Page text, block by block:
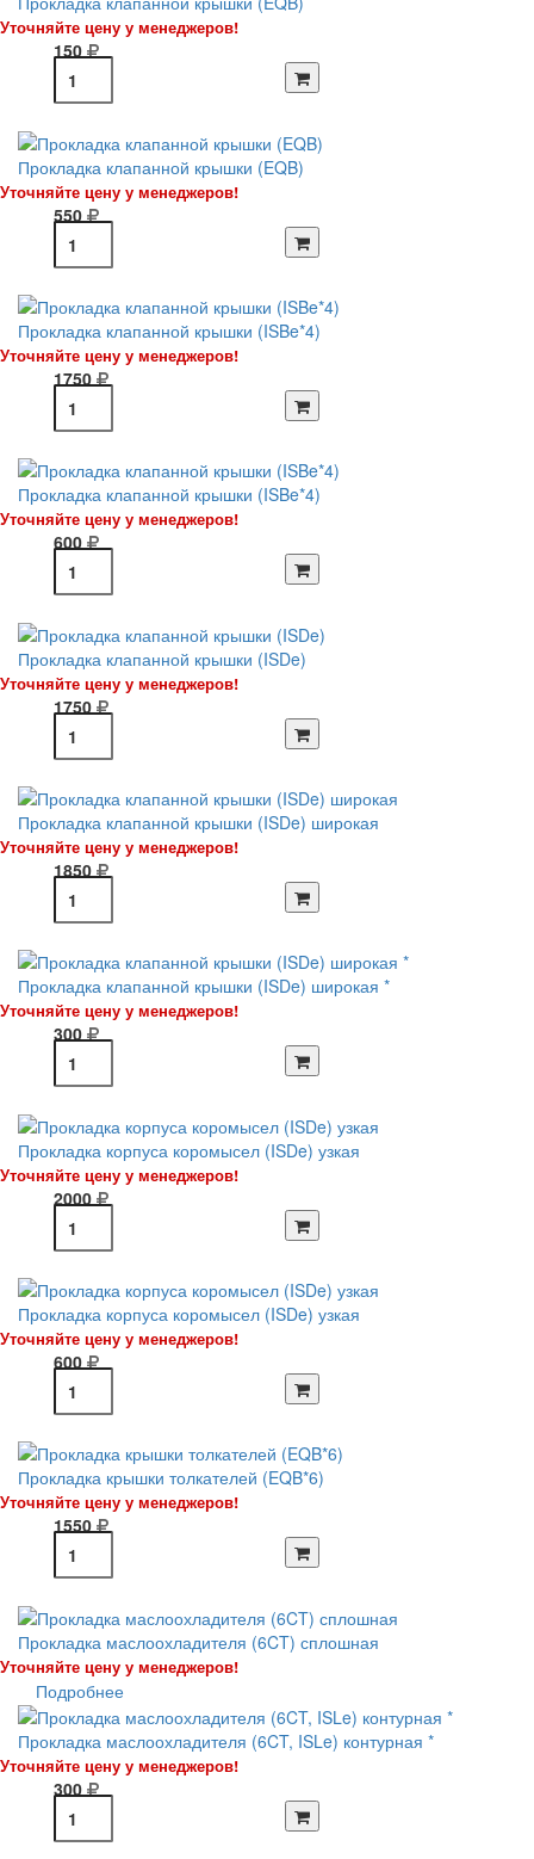
Уточняйте цену у менеджеров!
150
Прокладка клапанной крышки (EQB)
Уточняйте цену у менеджеров!
550
Прокладка клапанной крышки (ISBe*4)
Уточняйте цену у менеджеров!
1750
Прокладка клапанной крышки (ISBe*4)
Уточняйте цену у менеджеров!
600
Прокладка клапанной крышки (ISDe)
Уточняйте цену у менеджеров!
1750
Прокладка клапанной крышки (ISDe) широкая
Уточняйте цену у менеджеров!
1850
Прокладка клапанной крышки (ISDe) широкая *
Уточняйте цену у менеджеров!
300
Прокладка корпуса коромысел (ISDe) узкая
Уточняйте цену у менеджеров!
2000
Прокладка корпуса коромысел (ISDe) узкая
Уточняйте цену у менеджеров!
600
Прокладка крышки толкателей (EQB*6)
Уточняйте цену у менеджеров!
1550
Прокладка маслоохладителя (6CT) сплошная
Уточняйте цену у менеджеров!
Подробнее
Прокладка маслоохладителя (6CT, ISLe) контурная *
Уточняйте цену у менеджеров!
300